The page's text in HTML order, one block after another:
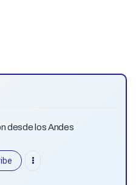
desde los Andes